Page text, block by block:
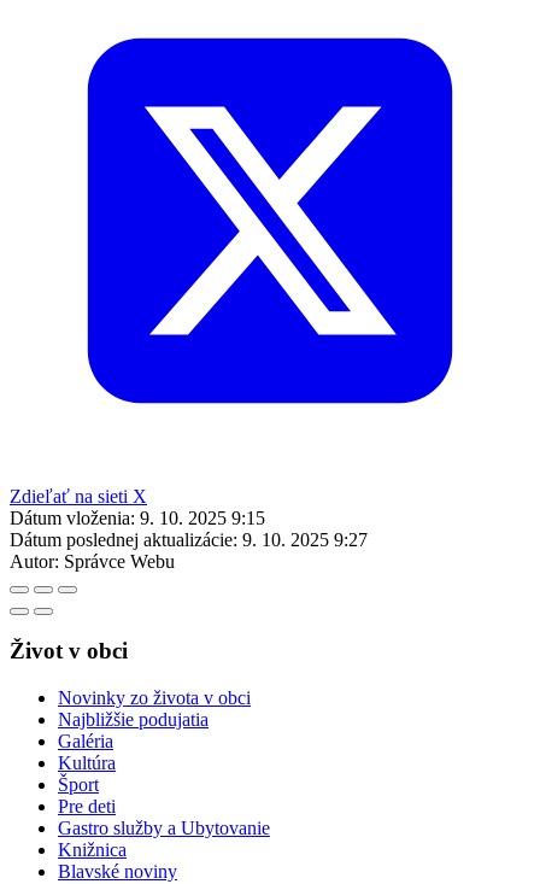
Zdieľať na sieti X
Dátum vloženia: 9. 10. 2025 9:15
Dátum poslednej aktualizácie: 9. 10. 2025 9:27
Autor: Správce Webu
Život v obci
Novinky zo života v obci
Najbližšie podujatia
Galéria
Kultúra
Šport
Pre deti
Gastro služby a Ubytovanie
Knižnica
Blavské noviny